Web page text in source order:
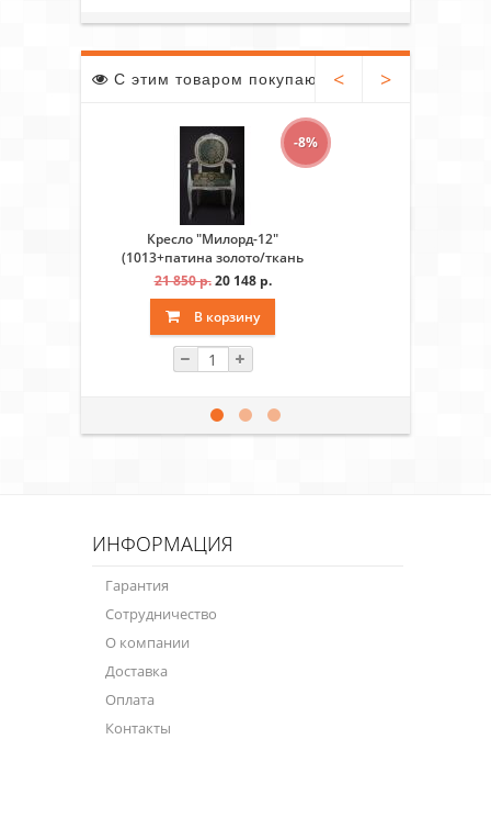
С этим товаром покупают
-8%
Кресло "Милорд-12"
(1013+патина золото/ткань
Андрис бирюза Вензель)
слоновая кость)
21 850 р. 20 148 р.
В корзину
< >
ИНФОРМАЦИЯ
Гарантия
Сотрудничество
О компании
Доставка
Оплата
Контакты